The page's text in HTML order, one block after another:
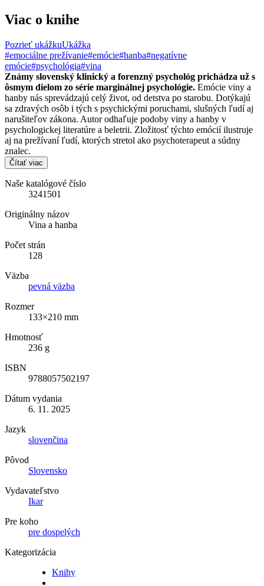
Viac o knihe
Pozrieť ukážkuUkážka
#emociálne prežívanie#emócie#hanba#negatívne
emócie#psychológia#vina
Známy slovenský klinický a forenzný psychológ prichádza už s
ôsmym dielom zo série marginálnej psychológie. Emócie viny a
hanby nás sprevádzajú celý život, od detstva po starobu. Dotýkajú
sa zdravých osôb i tých s psychickými poruchami, slušných ľudí aj
narušiteľov zákona. Autor odhaľuje podoby viny a hanby v
psychologickej literatúre a beletrii. Zložitosť týchto emócií ilustruje
aj na prežívaní ľudí, ktorých stretol ako psychoterapeut a súdny
znalec.
Čítať viac
Naše katalógové číslo
3241501
Originálny názov
Vina a hanba
Počet strán
128
Väzba
pevná väzba
Rozmer
133×210 mm
Hmotnosť
236 g
ISBN
9788057502197
Dátum vydania
6. 11. 2025
Jazyk
slovenčina
Pôvod
Slovensko
Vydavateľstvo
Ikar
Pre koho
pre dospelých
Kategorizácia
Knihy